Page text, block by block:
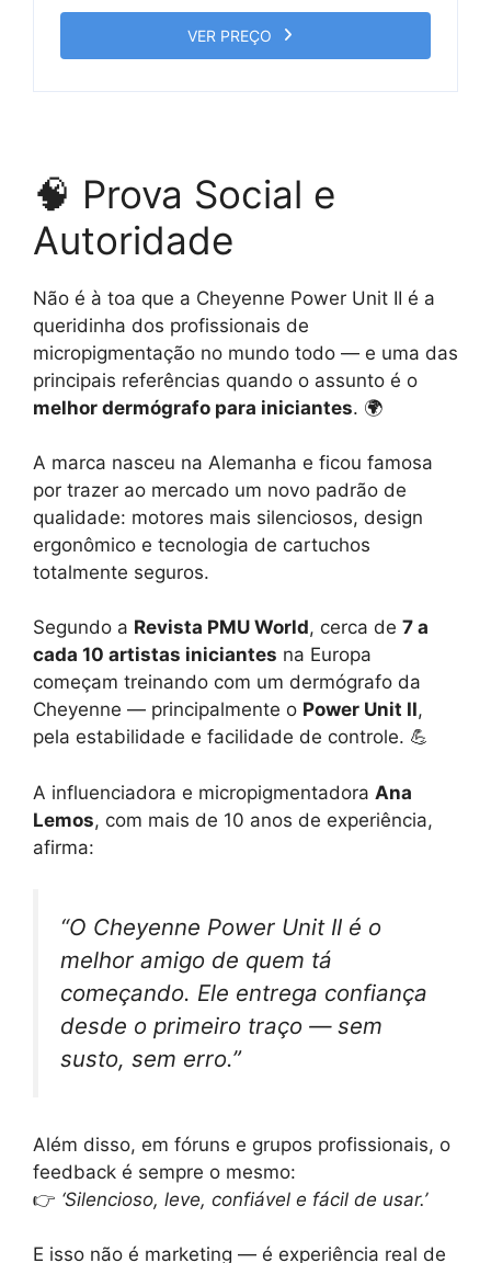
VER PREÇO
🧠 Prova Social e
Autoridade
Não é à toa que a Cheyenne Power Unit II é a
queridinha dos profissionais de
micropigmentação no mundo todo — e uma das
principais referências quando o assunto é o
melhor dermógrafo para iniciantes. 🌍
A marca nasceu na Alemanha e ficou famosa
por trazer ao mercado um novo padrão de
qualidade: motores mais silenciosos, design
ergonômico e tecnologia de cartuchos
totalmente seguros.
Segundo a Revista PMU World, cerca de 7 a
cada 10 artistas iniciantes na Europa
começam treinando com um dermógrafo da
Cheyenne — principalmente o Power Unit II,
pela estabilidade e facilidade de controle. 💪
A influenciadora e micropigmentadora Ana
Lemos, com mais de 10 anos de experiência,
afirma:
“O Cheyenne Power Unit II é o
melhor amigo de quem tá
começando. Ele entrega confiança
desde o primeiro traço — sem
susto, sem erro.”
Além disso, em fóruns e grupos profissionais, o
feedback é sempre o mesmo:
👉 ‘Silencioso, leve, confiável e fácil de usar.’
E isso não é marketing — é experiência real de